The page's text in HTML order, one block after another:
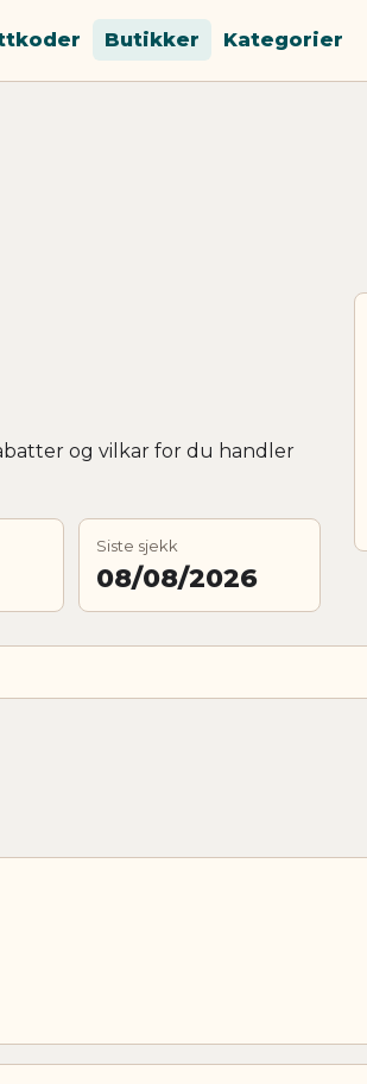
Butikker Kategorier
og vilkar for du handler
Siste sjekk
08/08/2026